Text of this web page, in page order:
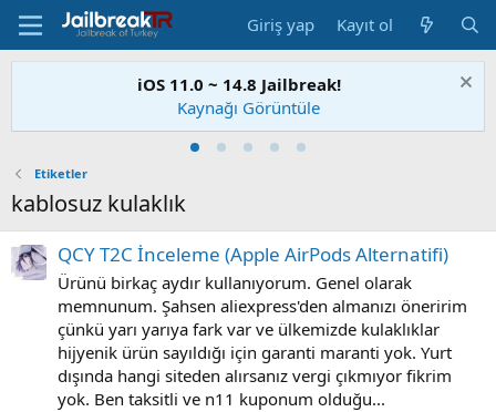
Giriş yap Kayıt ol
iOS 11.0 ~ 14.8 Jailbreak!
Kaynağı Görüntüle
Etiketler
kablosuz kulaklık
QCY T2C İnceleme (Apple AirPods Alternatifi)
Ürünü birkaç aydır kullanıyorum. Genel olarak
memnunum. Şahsen aliexpress'den almanızı öneririm
çünkü yarı yarıya fark var ve ülkemizde kulaklıklar
hijyenik ürün sayıldığı için garanti maranti yok. Yurt
dışında hangi siteden alırsanız vergi çıkmıyor fikrim
yok. Ben taksitli ve n11 kuponum olduğu...